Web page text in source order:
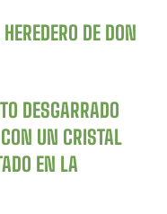
DE DON
DESGARRADO
UN CRISTAL
EN LA